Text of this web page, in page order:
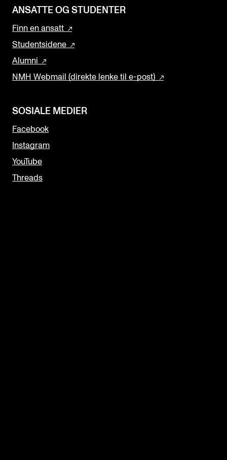
ANSATTE OG STUDENTER
Finn en ansatt
Studentsidene
Alumni
NMH Webmail (direkte lenke til e-post)
SOSIALE MEDIER
Facebook
Instagram
YouTube
Threads